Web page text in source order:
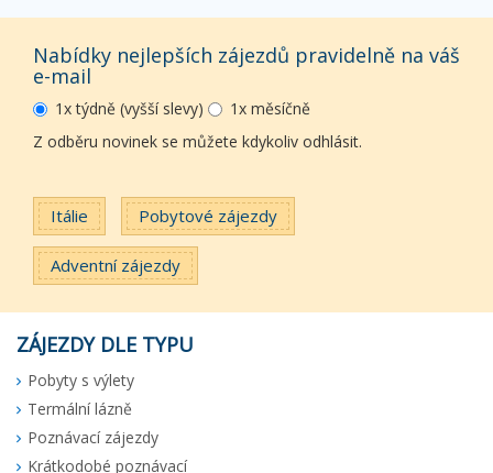
Nabídky nejlepších zájezdů pravidelně na váš
e-mail
1x týdně (vyšší slevy)
1x měsíčně
Z odběru novinek se můžete kdykoliv odhlásit.
Itálie Pobytové zájezdy
Adventní zájezdy
ZÁJEZDY DLE TYPU
Pobyty s výlety
Termální lázně
Poznávací zájezdy
Krátkodobé poznávací